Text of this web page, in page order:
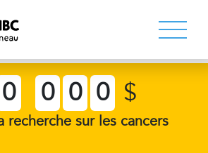
0 0 0 0 $
recherche sur les cancers